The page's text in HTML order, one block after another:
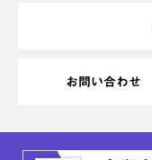
お問い合わせ